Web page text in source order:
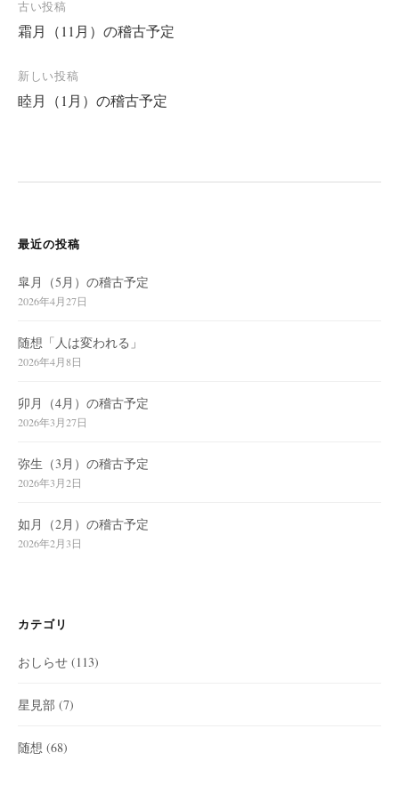
投
稿
ナ
ビ
ゲ
古い投稿
霜月（11月）の稽古予定
新しい投稿
睦月（1月）の稽古予定
最近の投稿
皐月（5月）の稽古予定
2026年4月27日
随想「人は変われる」
2026年4月8日
卯月（4月）の稽古予定
2026年3月27日
弥生（3月）の稽古予定
2026年3月2日
如月（2月）の稽古予定
2026年2月3日
カテゴリ
おしらせ (113)
星見部 (7)
随想 (68)